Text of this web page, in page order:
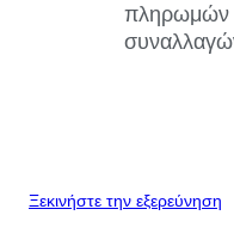
πληρωμών
Ξεκινήστε την εξερεύνηση